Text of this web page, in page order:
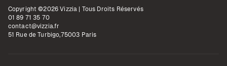
Copyright ©2026 Vizzia | Tous Droits Réservés
01 89 71 35 70
contact@vizzia.fr
51 Rue de Turbigo,75003 Paris